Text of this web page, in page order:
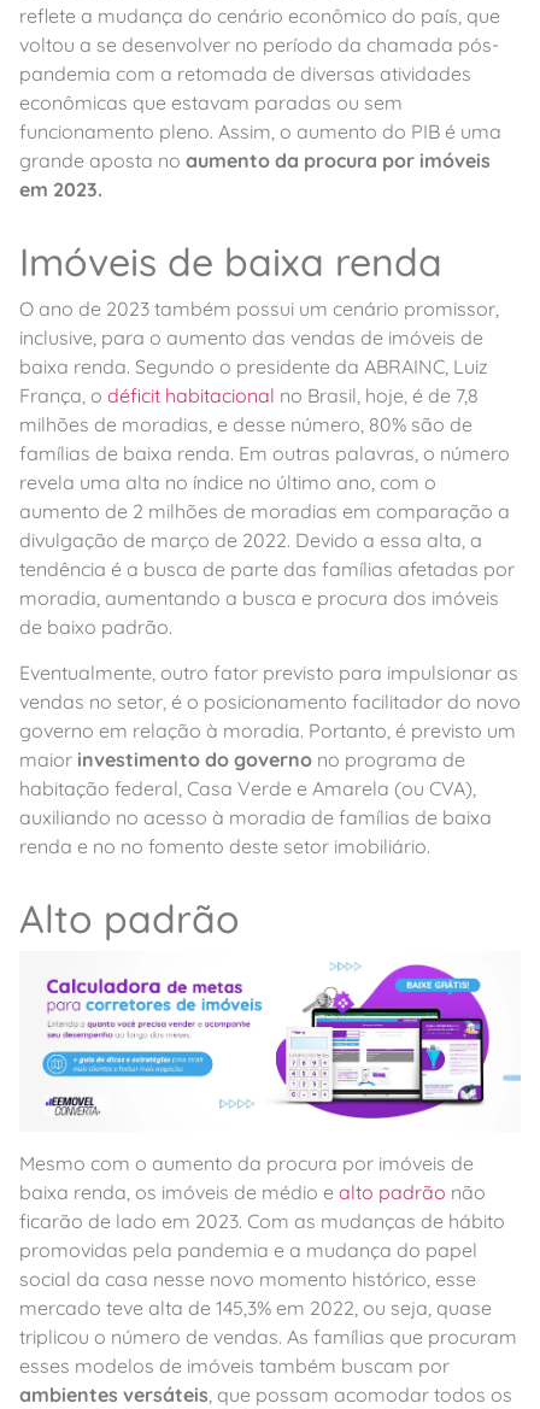
reflete a mudança do cenário econômico do país, que
voltou a se desenvolver no período da chamada pós-
pandemia com a retomada de diversas atividades
econômicas que estavam paradas ou sem
funcionamento pleno. Assim, o aumento do PIB é uma
grande aposta no aumento da procura por imóveis
em 2023.
Imóveis de baixa renda
O ano de 2023 também possui um cenário promissor,
inclusive, para o aumento das vendas de imóveis de
baixa renda. Segundo o presidente da ABRAINC, Luiz
França, o déficit habitacional no Brasil, hoje, é de 7,8
milhões de moradias, e desse número, 80% são de
famílias de baixa renda. Em outras palavras, o número
revela uma alta no índice no último ano, com o
aumento de 2 milhões de moradias em comparação a
divulgação de março de 2022. Devido a essa alta, a
tendência é a busca de parte das famílias afetadas por
moradia, aumentando a busca e procura dos imóveis
de baixo padrão.
Eventualmente, outro fator previsto para impulsionar as
vendas no setor, é o posicionamento facilitador do novo
governo em relação à moradia. Portanto, é previsto um
maior investimento do governo no programa de
habitação federal, Casa Verde e Amarela (ou CVA),
auxiliando no acesso à moradia de famílias de baixa
renda e no no fomento deste setor imobiliário.
Alto padrão
Mesmo com o aumento da procura por imóveis de
baixa renda, os imóveis de médio e alto padrão não
ficarão de lado em 2023. Com as mudanças de hábito
promovidas pela pandemia e a mudança do papel
social da casa nesse novo momento histórico, esse
mercado teve alta de 145,3% em 2022, ou seja, quase
triplicou o número de vendas. As famílias que procuram
esses modelos de imóveis também buscam por
ambientes versáteis , que possam acomodar todos os